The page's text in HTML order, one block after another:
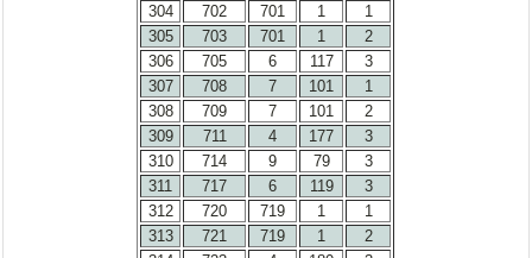
304
702 701 1
1
305
703 701 1
2
306
705 6 117
3
307
708 7 101
1
308
709 7 101
2
309
711 4 177
3
310
714 9 79
3
311
717 6 119
3
312
720 719 1
1
313
721 719 1
2